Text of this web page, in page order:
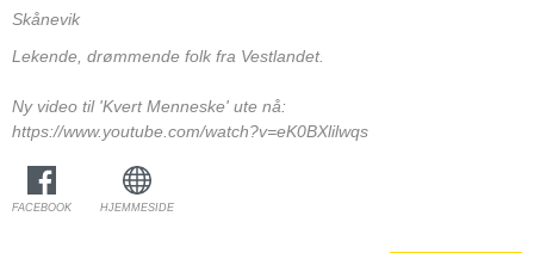
Skånevik
Lekende, drømmende folk fra Vestlandet.
Ny video til 'Kvert Menneske' ute nå:
https://www.youtube.com/watch?v=eK0BXlilwqs
FACEBOOK HJEMMESIDE